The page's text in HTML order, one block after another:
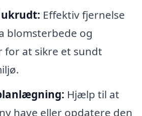
Effektiv fjernelse
blomsterbede og
at sikre et sundt
Hjælp til at
have eller opdatere den